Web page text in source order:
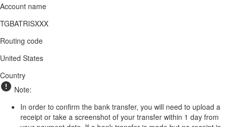
Account name
TGBATRISXXX
Routing code
United States
Country
Note:
In order to confirm the bank transfer, you will need to upload a
receipt or take a screenshot of your transfer within 1 day from